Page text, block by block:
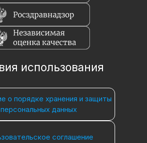
использования
о порядке хранения и защиты
персональных данных
соглашение